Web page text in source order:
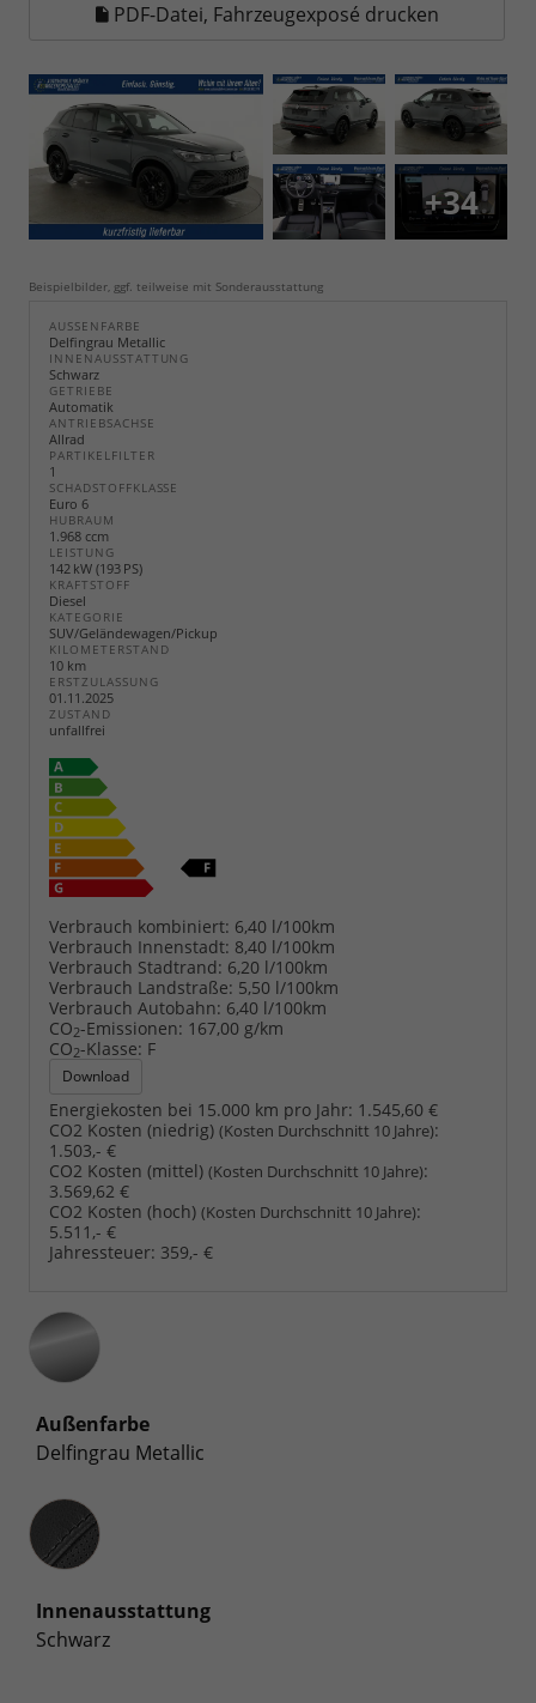
PDF-Datei, Fahrzeugexposé drucken
+34
Beispielbilder, ggf. teilweise mit Sonderausstattung
AUSSENFARBE
Delfingrau Metallic
INNENAUSSTATTUNG
Schwarz
GETRIEBE
Automatik
ANTRIEBSACHSE
Allrad
PARTIKELFILTER
1
SCHADSTOFFKLASSE
Euro 6
HUBRAUM
1.968 ccm
LEISTUNG
142 kW (193 PS)
KRAFTSTOFF
Diesel
KATEGORIE
SUV/Geländewagen/Pickup
KILOMETERSTAND
10 km
ERSTZULASSUNG
01.11.2025
ZUSTAND
unfallfrei
Verbrauch kombiniert: 6,40 l/100km
Verbrauch Innenstadt: 8,40 l/100km
Verbrauch Stadtrand: 6,20 l/100km
Verbrauch Landstraße: 5,50 l/100km
Verbrauch Autobahn: 6,40 l/100km
CO2-Emissionen: 167,00 g/km
CO2-Klasse: F
Download
Energiekosten bei 15.000 km pro Jahr: 1.545,60 €
CO2 Kosten (niedrig) (Kosten Durchschnitt 10 Jahre):
1.503,- €
CO2 Kosten (mittel) (Kosten Durchschnitt 10 Jahre):
3.569,62 €
CO2 Kosten (hoch) (Kosten Durchschnitt 10 Jahre):
5.511,- €
Jahressteuer: 359,- €
Außenfarbe
Delfingrau Metallic
Innenausstattung
Innenausstattung
Schwarz